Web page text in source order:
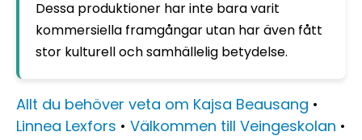
Dessa produktioner har inte bara varit
kommersiella framgångar utan har även fått
stor kulturell och samhällelig betydelse.
Allt du behöver veta om Kajsa Beausang •
Linnea Lexfors • Välkommen till Veingeskolan •